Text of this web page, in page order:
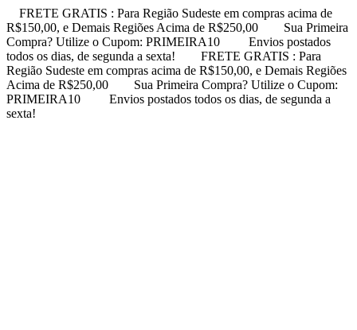
FRETE GRATIS : Para Região Sudeste em compras acima de
R$150,00, e Demais Regiões Acima de R$250,00
Sua Primeira
Compra? Utilize o Cupom: PRIMEIRA10
Envios postados
todos os dias, de segunda a sexta!
FRETE GRATIS : Para
Região Sudeste em compras acima de R$150,00, e Demais Regiões
Acima de R$250,00
Sua Primeira Compra? Utilize o Cupom:
PRIMEIRA10
Envios postados todos os dias, de segunda a
sexta!